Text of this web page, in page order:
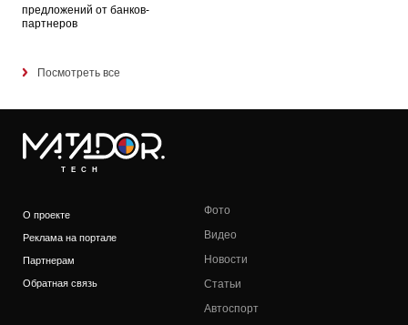
предложений от банков-
партнеров
Посмотреть все
TECH
О проекте
Реклама на портале
Партнерам
Обратная связь
Фото
Видео
Новости
Статьи
Автоспорт